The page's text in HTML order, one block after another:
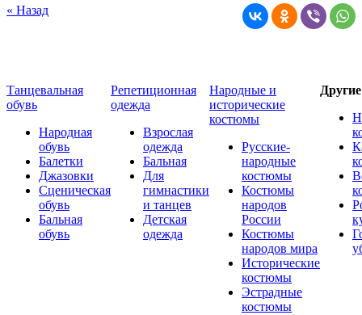
« Назад
Танцевальная
обувь
Народная
обувь
Балетки
Джазовки
Сценическая
обувь
Бальная
обувь
Репетиционная
одежда
Взрослая
одежда
Бальная
Для
гимнастики
и танцев
Детская
одежда
Народные и
исторические
костюмы
Русские-
народные
костюмы
Костюмы
народов
России
Костюмы
народов мира
Исторические
костюмы
Эстрадные
костюмы